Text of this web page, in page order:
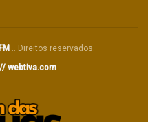
.. Direitos reservados.
webtiva.com